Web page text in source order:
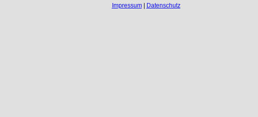
Impressum| Datenschutz